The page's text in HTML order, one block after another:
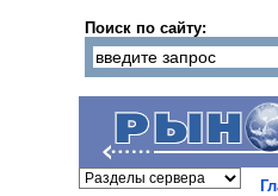
Поиск по сайту: